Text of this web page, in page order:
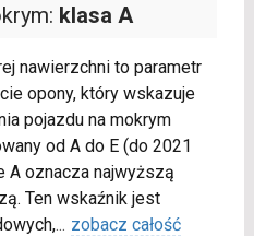
klasa A
nawierzchni to parametr
opony, który wskazuje
pojazdu na mokrym
od A do E (do 2021
A oznacza najwyższą
Ten wskaźnik jest
... zobacz całość